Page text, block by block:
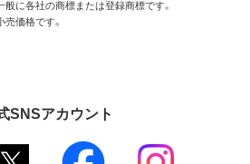
に各社の商標または登録商標です。
価格です。
SNSアカウント